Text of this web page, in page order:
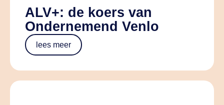
ALV+: de koers van
Ondernemend Venlo
lees meer